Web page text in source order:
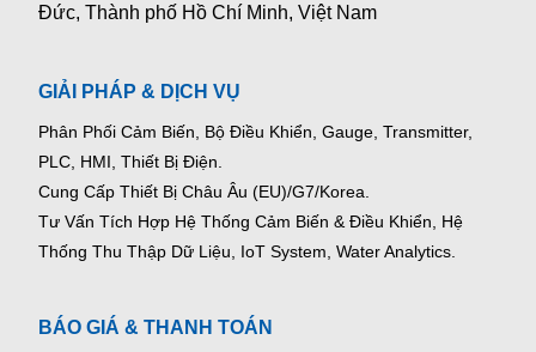
Đức, Thành phố Hồ Chí Minh, Việt Nam
GIẢI PHÁP & DỊCH VỤ
Phân Phối Cảm Biến, Bộ Điều Khiển, Gauge, Transmitter,
PLC, HMI, Thiết Bị Điện.
Cung Cấp Thiết Bị Châu Âu (EU)/G7/Korea.
Tư Vấn Tích Hợp Hệ Thống Cảm Biến & Điều Khiển, Hệ
Thống Thu Thập Dữ Liệu, IoT System, Water Analytics.
BÁO GIÁ & THANH TOÁN